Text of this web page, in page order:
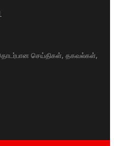
தொடர்பான செய்திகள், தகவல்கள்,